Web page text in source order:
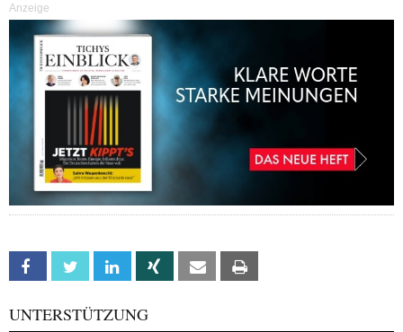
Anzeige
Facebook Twitter Linkedin Xing Email
UNTERSTÜTZUNG